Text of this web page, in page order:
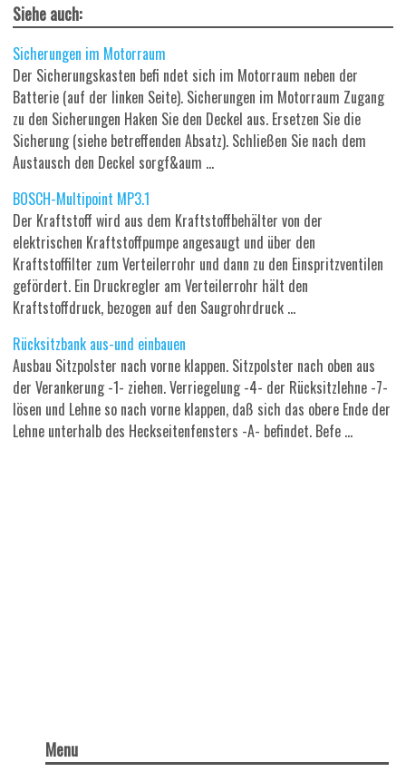
Siehe auch:
Sicherungen im Motorraum
Der Sicherungskasten befi ndet sich im Motorraum neben der
Batterie (auf der linken Seite). Sicherungen im Motorraum Zugang
zu den Sicherungen Haken Sie den Deckel aus. Ersetzen Sie die
Sicherung (siehe betreffenden Absatz). Schließen Sie nach dem
Austausch den Deckel sorgf&aum ...
BOSCH-Multipoint MP3.1
Der Kraftstoff wird aus dem Kraftstoffbehälter von der
elektrischen Kraftstoffpumpe angesaugt und über den
Kraftstoffilter zum Verteilerrohr und dann zu den Einspritzventilen
gefördert. Ein Druckregler am Verteilerrohr hält den
Kraftstoffdruck, bezogen auf den Saugrohrdruck ...
Rücksitzbank aus-und einbauen
Ausbau Sitzpolster nach vorne klappen. Sitzpolster nach oben aus
der Verankerung -1- ziehen. Verriegelung -4- der Rücksitzlehne -7-
lösen und Lehne so nach vorne klappen, daß sich das obere Ende der
Lehne unterhalb des Heckseitenfensters -A- befindet. Befe ...
Menu